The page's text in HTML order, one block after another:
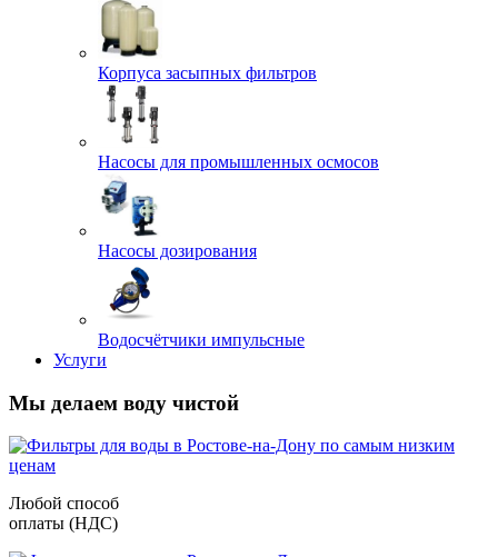
Корпуса засыпных фильтров
Насосы для промышленных осмосов
Насосы дозирования
Водосчётчики импульсные
Услуги
Мы делаем воду чистой
Любой способ
оплаты (НДС)